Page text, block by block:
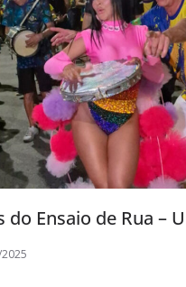
do Ensaio de Rua –